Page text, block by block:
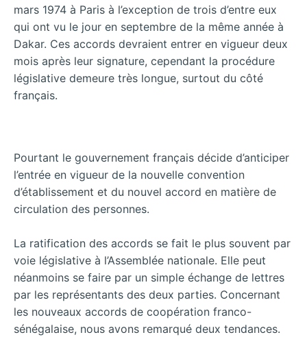
mars 1974 à Paris à l’exception de trois d’entre eux
qui ont vu le jour en septembre de la même année à
Dakar. Ces accords devraient entrer en vigueur deux
mois après leur signature, cependant la procédure
législative demeure très longue, surtout du côté
français.
Pourtant le gouvernement français décide d’anticiper
l’entrée en vigueur de la nouvelle convention
d’établissement et du nouvel accord en matière de
circulation des personnes.
La ratification des accords se fait le plus souvent par
voie législative à l’Assemblée nationale. Elle peut
néanmoins se faire par un simple échange de lettres
par les représentants des deux parties. Concernant
les nouveaux accords de coopération franco-
sénégalaise, nous avons remarqué deux tendances.